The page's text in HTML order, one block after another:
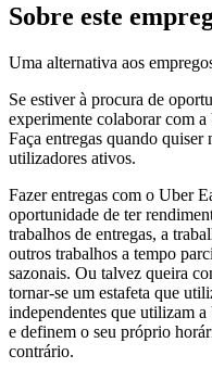
Sobre este
Uma alternativa aos
Se estiver à procura de
experimente colaborar com
Faça entregas quando
utilizadores ativos.
Fazer entregas com o Uber
oportunidade de ter
trabalhos de entregas, a
outros trabalhos a tempo
sazonais. Ou talvez queira
tornar-se um estafeta que
independentes que utilizam
e definem o seu próprio
contrário.